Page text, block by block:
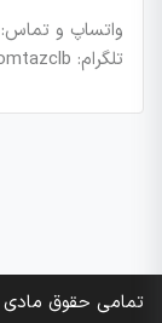
واتساپ و تماس: 09306412317
تلگرام: momtazclb@
تمامی حقوق مادی